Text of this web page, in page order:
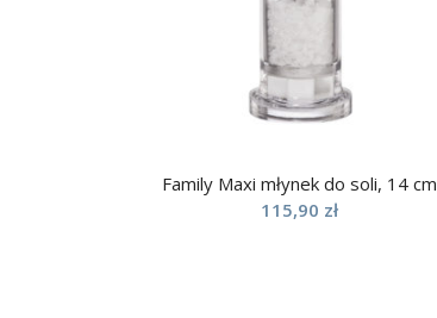
Family Maxi młynek do soli, 14 cm
115,90 zł